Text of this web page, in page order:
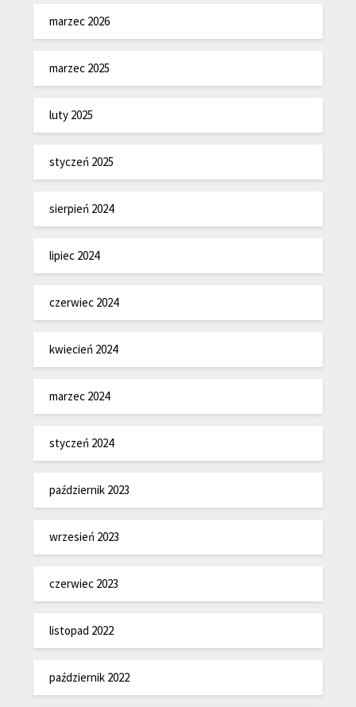
marzec 2026
marzec 2025
luty 2025
styczeń 2025
sierpień 2024
lipiec 2024
czerwiec 2024
kwiecień 2024
marzec 2024
styczeń 2024
październik 2023
wrzesień 2023
czerwiec 2023
listopad 2022
październik 2022